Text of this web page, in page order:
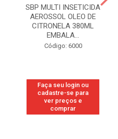
SBP MULTI INSETICIDA
AEROSSOL OLEO DE
CITRONELA 380ML
EMBALA...
Código: 6000
Faça seu login ou
cadastre-se para
ver preços e
comprar